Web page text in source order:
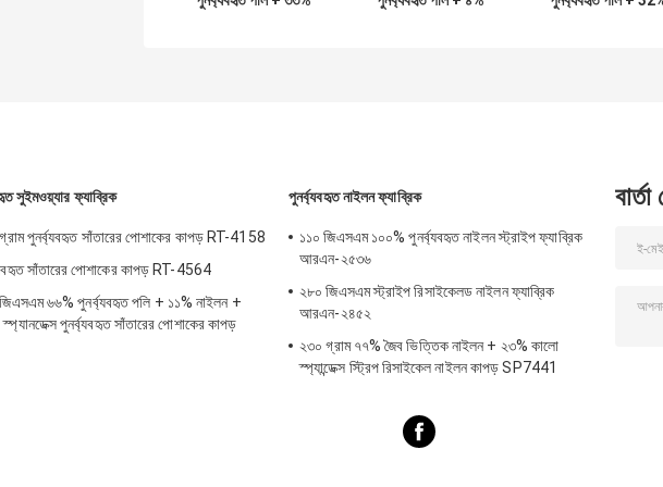
সুইমওয়্যার ফ্যাব্রিক
পুনর্ব্যবহৃত সাঁতারের পোশাকের কাপড় RT-4158
সাঁতারের পোশাকের কাপড় RT-4564
৬৬% পুনর্ব্যবহৃত পলি + ১১% নাইলন +
পুনর্ব্যবহৃত সাঁতারের পোশাকের কাপড়
পুনর্ব্যবহৃত নাইলন ফ্যাব্রিক
১১০ জিএসএম ১০০% পুনর্ব্যবহৃত নাইলন স্ট্রাইপ ফ্যাব্রিক
আরএন-২৫৩৬
২৮০ জিএসএম স্ট্রাইপ রিসাইকেলড নাইলন ফ্যাব্রিক
আরএন-২৪৫২
২৩০ গ্রাম ৭৭% জৈব ভিত্তিক নাইলন + ২৩% কালো
স্প্যান্ডেক্স স্ট্রিপ রিসাইকেল নাইলন কাপড় SP7441
বার্তা